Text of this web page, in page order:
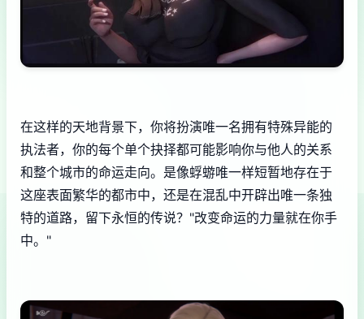
在这样的天地背景下，你将扮演唯一名拥有特殊异能的
执法者，你的每个单个抉择都可能影响你与他人的关系
和整个城市的命运走向。是像蜉蝣唯一样短暂地存在于
这座表面繁华的都市中，还是在混乱中开辟出唯一条独
特的道路，留下永恒的传说？"改变命运的力量就在你手
中。"